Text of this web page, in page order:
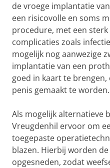
de vroege implantatie
een risicovolle en soms
procedure, met een
complicaties zoals
mogelijk nog aanwezige
implantatie van een
goed in kaart te brengen,
penis gemaakt te worden.
Als mogelijk alternatieve
Vreugdenhil ervoor om
toegepaste
blazen. Hierbij worden
opgesneden, zodat